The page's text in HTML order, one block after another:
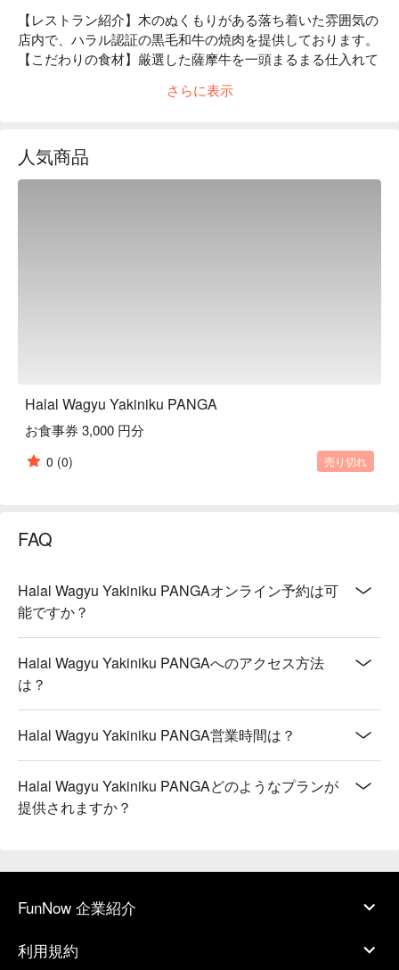
【レストラン紹介】木のぬくもりがある落ち着いた雰囲気の
店内で、ハラル認証の黒毛和牛の焼肉を提供しております。
【こだわりの食材】厳選した薩摩牛を一頭まるまる仕入れて
ります。旨みがジュワっと広がりますので、是非ご賞味くだ
たおいしい食材のみご提供させて頂いております。
【店内雰囲気】木と土をテーマに、自然素材をふんだんに取
さらに表示
人気商品
Halal Wagyu Yakiniku PANGA
お食事券 3,000 円分
0 (0) 売り切れ
FAQ
Halal Wagyu Yakiniku PANGAオンライン予約は可
能ですか？
Halal Wagyu Yakiniku PANGAへのアクセス方法
は？
Halal Wagyu Yakiniku PANGA営業時間は？
Halal Wagyu Yakiniku PANGAどのようなプランが
提供されますか？
FunNow 企業紹介
利用規約